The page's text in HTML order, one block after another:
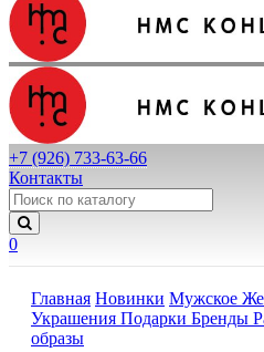
+7 (926) 733-63-66
Контакты
0
Главная Новинки Мужское
Украшения Подарки Бренды
образы